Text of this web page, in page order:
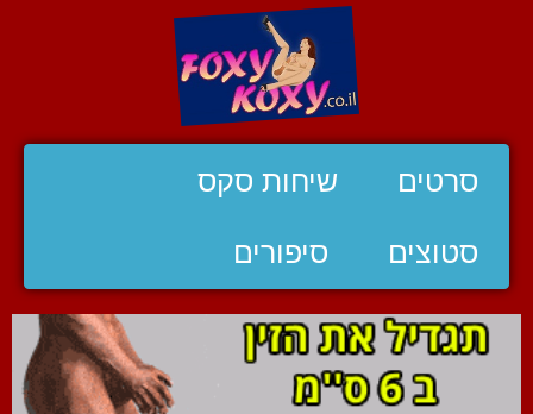
סרטים שיחות סקס
סטוצים סיפורים